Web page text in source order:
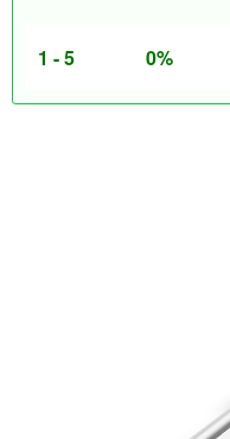
1 - 5 0%